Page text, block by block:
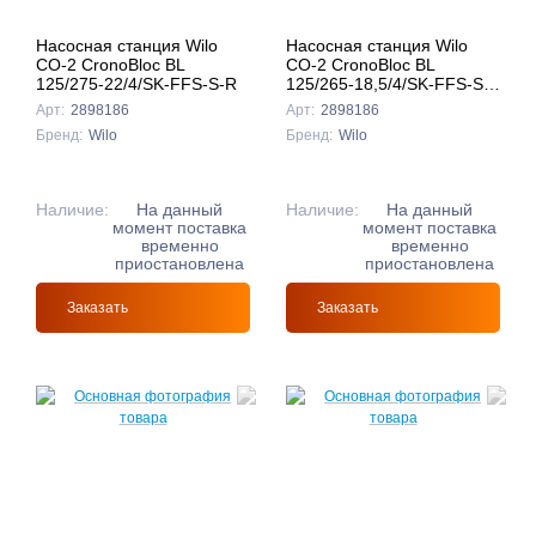
Насосная станция Wilo
CO-2 CronoBloc BL
125/275-22/4/SK-FFS-S-R
Арт: 2898186
Бренд: Wilo
Наличие:
На данный
момент поставка
временно
приостановлена
Заказать
Насосная станция Wilo
CO-2 CronoBloc BL
125/265-18,5/4/SK-FFS-S-
R
Арт: 2898186
Бренд: Wilo
Наличие:
На данный
момент поставка
временно
приостановлена
Заказать